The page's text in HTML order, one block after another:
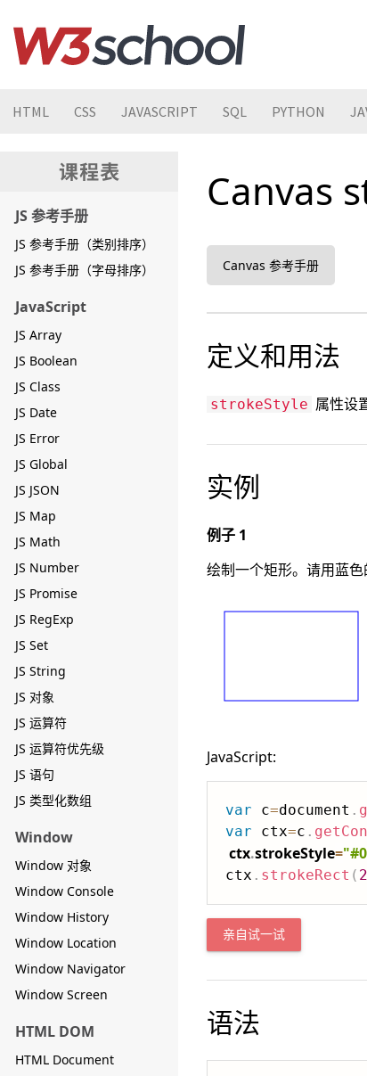
HTML CSS JAVASCRIPT SQL PYTHON
JS 参考手册
JS 参考手册（类别排序）
JS 参考手册（字母排序）
JavaScript
JS Array
JS Boolean
JS Class
JS Date
JS Error
JS Global
JS JSON
JS Map
JS Math
JS Number
JS Promise
JS RegExp
JS Set
JS String
JS 对象
JS 运算符
JS 运算符优先级
JS 语句
JS 类型化数组
Window
Window 对象
Window Console
Window History
Window Location
Window Navigator
Window Screen
HTML DOM
HTML Document
Canvas
Canvas 参考手册
定义和用法
strokeStyle 属性设
实例
例子 1
绘制一个矩形。请用蓝色
JavaScript:
var c=document .
var ctx=c .
ctx.strokeStyle=
ctx . strokeRect (
亲自试一试
语法